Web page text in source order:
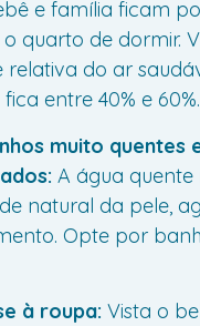
e família ficam
o quarto de dormir.
relativa do ar
entre 40% e 60%.
muito quentes
A água
natural da pele,
Opte por
à roupa: Vista o